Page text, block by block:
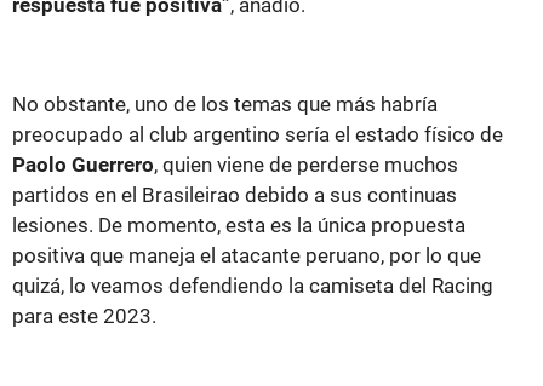
No obstante, uno de los temas que más habría
preocupado al club argentino sería el estado físico de
Paolo Guerrero, quien viene de perderse muchos
partidos en el Brasileirao debido a sus continuas
lesiones. De momento, esta es la única propuesta
positiva que maneja el atacante peruano, por lo que
quizá, lo veamos defendiendo la camiseta del Racing
para este 2023.